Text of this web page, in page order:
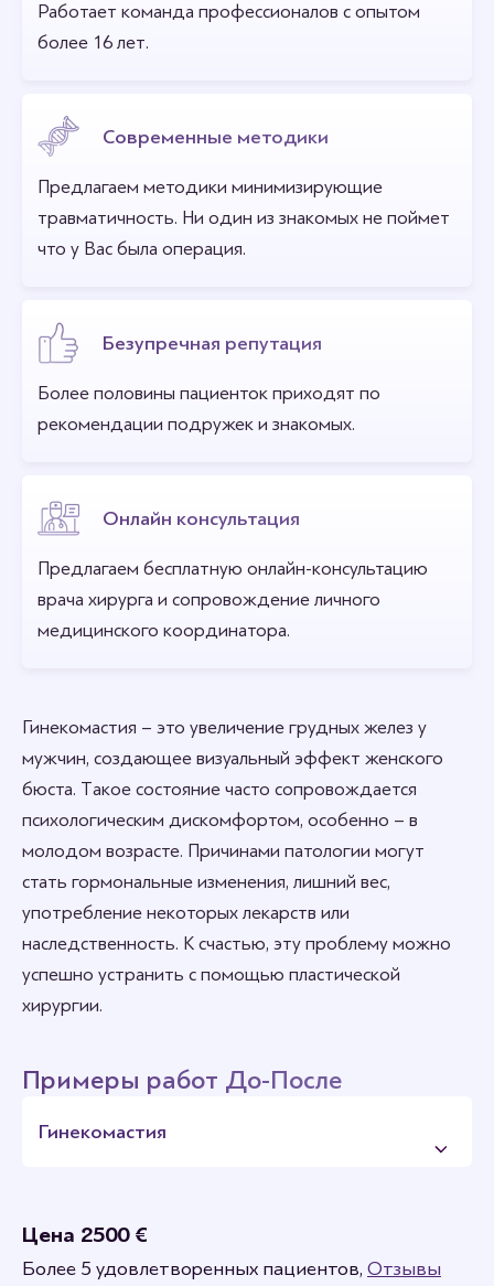
Работает команда профессионалов с опытом
более 16 лет.
Современные методики
Предлагаем методики минимизирующие
травматичность. Ни один из знакомых не поймет
что у Вас была операция.
Безупречная репутация
Более половины пациенток приходят по
рекомендации подружек и знакомых.
Онлайн консультация
Предлагаем бесплатную онлайн-консультацию
врача хирурга и сопровождение личного
медицинского координатора.
Гинекомастия – это увеличение грудных желез у
мужчин, создающее визуальный эффект женского
бюста. Такое состояние часто сопровождается
психологическим дискомфортом, особенно – в
молодом возрасте. Причинами патологии могут
стать гормональные изменения, лишний вес,
употребление некоторых лекарств или
наследственность. К счастью, эту проблему можно
успешно устранить с помощью пластической
хирургии.
Примеры работ До-После
Гинекомастия
Цена 2500 €
Более 5 удовлетворенных пациентов, Отзывы